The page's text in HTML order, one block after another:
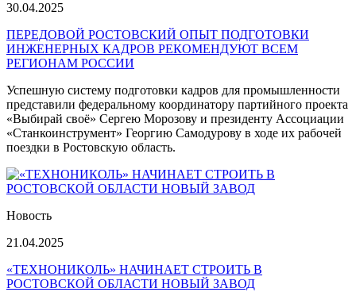
30.04.2025
ПЕРЕДОВОЙ РОСТОВСКИЙ ОПЫТ ПОДГОТОВКИ
ИНЖЕНЕРНЫХ КАДРОВ РЕКОМЕНДУЮТ ВСЕМ
РЕГИОНАМ РОССИИ
Успешную систему подготовки кадров для промышленности
представили федеральному координатору партийного проекта
«Выбирай своё» Сергею Морозову и президенту Ассоциации
«Станкоинструмент» Георгию Самодурову в ходе их рабочей
поездки в Ростовскую область.
Новость
21.04.2025
«ТЕХНОНИКОЛЬ» НАЧИНАЕТ СТРОИТЬ В
РОСТОВСКОЙ ОБЛАСТИ НОВЫЙ ЗАВОД